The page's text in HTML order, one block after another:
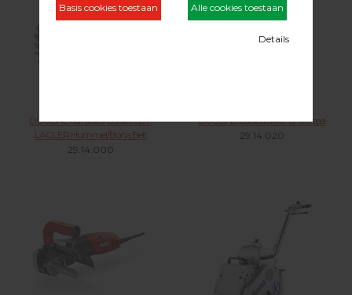
DUOLINE kunststof borstel t.b.v.
LÄGLER Hummel/Bona Belt
29.14.000
DUOLINE poelietrekker universeel
29.14.020